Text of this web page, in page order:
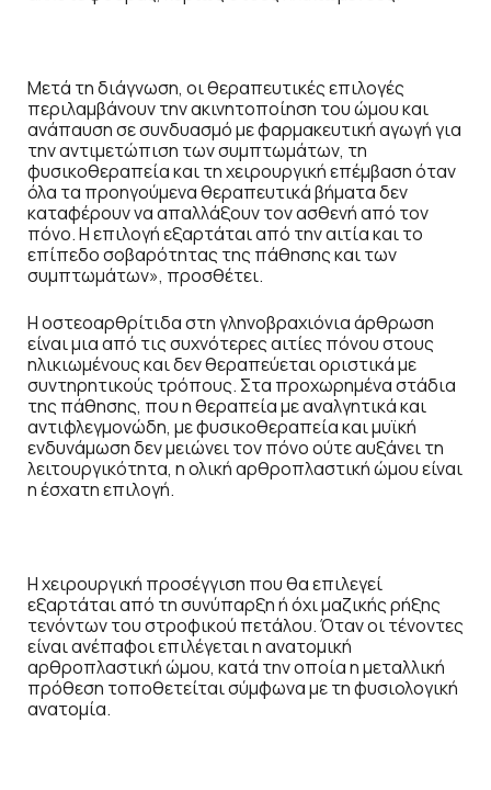
Μετά τη διάγνωση, οι θεραπευτικές επιλογές
περιλαμβάνουν την ακινητοποίηση του ώμου και
ανάπαυση σε συνδυασμό με φαρμακευτική αγωγή για
την αντιμετώπιση των συμπτωμάτων, τη
φυσικοθεραπεία και τη χειρουργική επέμβαση όταν
όλα τα προηγούμενα θεραπευτικά βήματα δεν
καταφέρουν να απαλλάξουν τον ασθενή από τον
πόνο. Η επιλογή εξαρτάται από την αιτία και το
επίπεδο σοβαρότητας της πάθησης και των
συμπτωμάτων», προσθέτει.
Η οστεοαρθρίτιδα στη γληνοβραχιόνια άρθρωση
είναι μια από τις συχνότερες αιτίες πόνου στους
ηλικιωμένους και δεν θεραπεύεται οριστικά με
συντηρητικούς τρόπους. Στα προχωρημένα στάδια
της πάθησης, που η θεραπεία με αναλγητικά και
αντιφλεγμονώδη, με φυσικοθεραπεία και μυϊκή
ενδυνάμωση δεν μειώνει τον πόνο ούτε αυξάνει τη
λειτουργικότητα, η ολική αρθροπλαστική ώμου είναι
η έσχατη επιλογή.
Η χειρουργική προσέγγιση που θα επιλεγεί
εξαρτάται από τη συνύπαρξη ή όχι μαζικής ρήξης
τενόντων του στροφικού πετάλου. Όταν οι τένοντες
είναι ανέπαφοι επιλέγεται η ανατομική
αρθροπλαστική ώμου, κατά την οποία η μεταλλική
πρόθεση τοποθετείται σύμφωνα με τη φυσιολογική
ανατομία.